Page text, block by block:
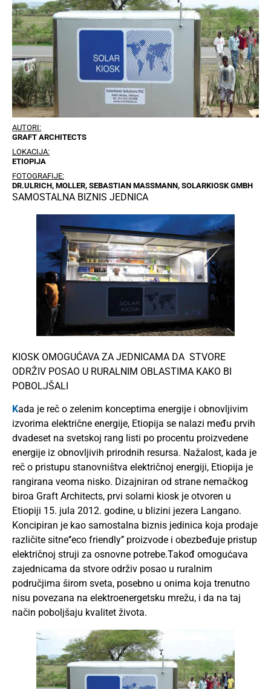
AUTORI:
GRAFT ARCHITECTS
LOKACIJA:
ETIOPIJA
FOTOGRAFIJE:
DR.ULRICH, MOLLER, SEBASTIAN MASSMANN, SOLARKIOSK GMBH
SAMOSTALNA BIZNIS JEDNICA
KIOSK OMOGUĆAVA ZA JEDNICAMA DA STVORE
ODRŽIV POSAO U RURALNIM OBLASTIMA KAKO BI
POBOLJŠALI
Kada je reč o zelenim konceptima energije i obnovljivim
izvorima električne energije, Etiopija se nalazi među prvih
dvadeset na svetskoj rang listi po procentu proizvedene
energije iz obnovljivih prirodnih resursa. Nažalost, kada je
reč o pristupu stanovništva električnoj energiji, Etiopija je
rangirana veoma nisko. Dizajniran od strane nemačkog
biroa Graft Architects, prvi solarni kiosk je otvoren u
Etiopiji 15. jula 2012. godine, u blizini jezera Langano.
Koncipiran je kao samostalna biznis jedinica koja prodaje
različite sitne‘’eco friendly’’ proizvode i obezbeđuje pristup
električnoj struji za osnovne potrebe.Takođ omogućava
zajednicama da stvore održiv posao u ruralnim
područjima širom sveta, posebno u onima koja trenutno
nisu povezana na elektroenergetsku mrežu, i da na taj
način poboljšaju kvalitet života.